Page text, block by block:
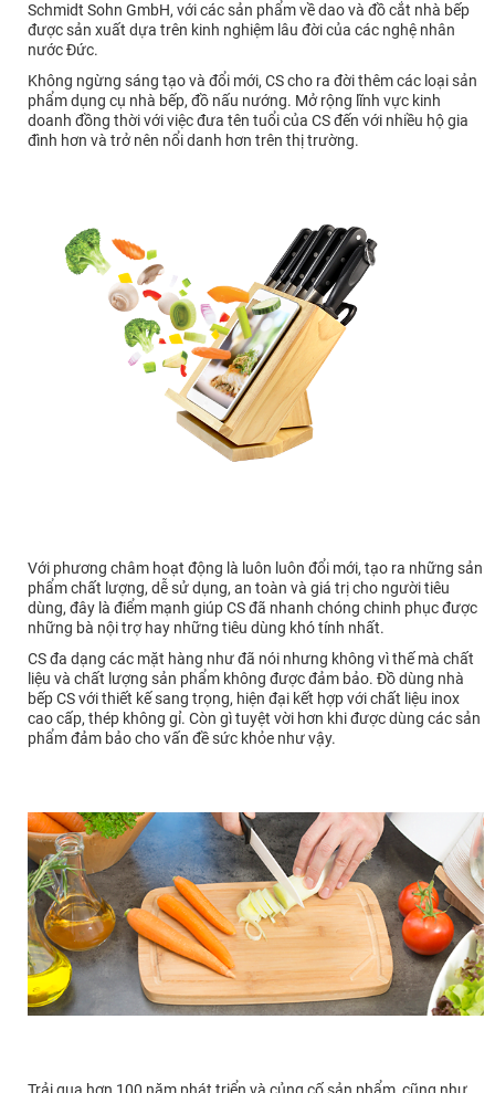
Schmidt Sohn GmbH, với các sản phẩm về dao và đồ cắt nhà bếp
được sản xuất dựa trên kinh nghiệm lâu đời của các nghệ nhân
nước Đức.
Không ngừng sáng tạo và đổi mới, CS cho ra đời thêm các loại sản
phẩm dụng cụ nhà bếp, đồ nấu nướng. Mở rộng lĩnh vực kinh
doanh đồng thời với việc đưa tên tuổi của CS đến với nhiều hộ gia
đình hơn và trở nên nổi danh hơn trên thị trường.
Với phương châm hoạt động là luôn luôn đổi mới, tạo ra những sản
phẩm chất lượng, dễ sử dụng, an toàn và giá trị cho người tiêu
dùng, đây là điểm mạnh giúp CS đã nhanh chóng chinh phục được
những bà nội trợ hay những tiêu dùng khó tính nhất.
CS đa dạng các mặt hàng như đã nói nhưng không vì thế mà chất
liệu và chất lượng sản phẩm không được đảm bảo. Đồ dùng nhà
bếp CS với thiết kế sang trọng, hiện đại kết hợp với chất liệu inox
cao cấp, thép không gỉ. Còn gì tuyệt vời hơn khi được dùng các sản
phẩm đảm bảo cho vấn đề sức khỏe như vậy.